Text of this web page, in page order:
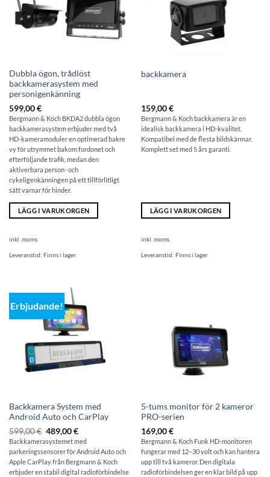
Dubbla ögon, trådlöst
backkamerasystem med
personigenkänning
599,00€
Bergmann & Koch BKDA2 dubbla ögon
backkamerasystem erbjuder med två
HD-kameramoduler en optimerad bakre
vy för utrymmet bakom fordonet och
efterföljande trafik, medan den
aktiverbara person- och
cykeligenkänningen på ett tillförlitligt
sätt varnar för hinder.
LÄGG I VARUKORGEN
inkl. moms
Leveranstid: Finns i lager
backkamera
159,00€
Bergmann & Koch backkamera är en
idealisk backkamera i HD-kvalitet.
Kompatibel med de flesta bildskärmar.
Komplett set med 5 års garanti.
LÄGG I VARUKORGEN
inkl. moms
Leveranstid: Finns i lager
Erbjudande!
Backkamera System med
Android Auto och CarPlay
599,00€ Ursprungligt
pris:
599,00
€
489,00€Det
aktuella
priset
är:
489,00
€.
Backkamerasystemet med
parkeringssensorer för Android Auto och
Apple CarPlay från Bergmann & Koch
erbjuder en stabil digital radioförbindelse
5-tums monitor för 2 kameror
PRO-serien
169,00€
Bergmann & Koch Funk HD-monitoren
fungerar med 12–30 volt och kan hantera
upp till två kameror. Den digitala
radioförbindelsen ger en klar bild på upp